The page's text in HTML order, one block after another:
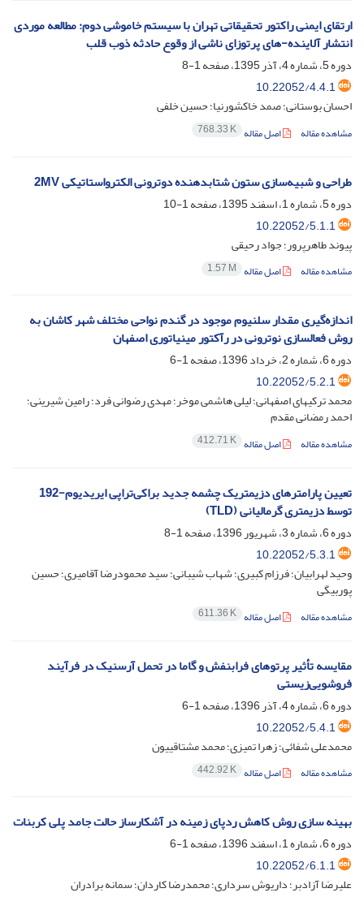
ارتقای ایمنی راکتور تحقیقاتی تهران با سیستم خاموشی دوم: مطالعه موردی
انتشار آلاینده-های پرتوزای ناشی از وقوع حادثه ذوب قلب
دوره 5، شماره 4، آذر 1395، صفحه
1-8
10.22052/4.4.1
احسان بوستانی؛ صمد خاکشورنیا؛ حسین خلفی
مشاهده مقاله اصل مقاله 768.33 K
طراحی و شبیه‌سازی ستون شتابدهنده دوترونی الکترواستاتیکی 2MV
دوره 5، شماره 1، اسفند 1395، صفحه
1-10
10.22052/5.1.1
پیوند طاهرپرور؛ جواد رحیقی
مشاهده مقاله اصل مقاله 1.57 M
اندازه‌گیری مقدار سلنیوم موجود در گندم نواحی مختلف شهر کاشان به
روش فعالسازی نوترونی در رآکتور مینیاتوری اصفهان
دوره 6، شماره 2، خرداد 1396، صفحه
1-6
10.22052/5.2.1
محمد ترکیهای اصفهانی؛ لیلی هاشمی موخر؛ مهدی رضوانی فرد؛ رامین شیرینی؛
احمد رمضانی مقدم
مشاهده مقاله اصل مقاله 412.71 K
تعیین پارامترهای دزیمتریک چشمه‌ جدید براکی‌تراپی ایریدیوم-192
توسط دزیمتری گرمالیانی (TLD)
دوره 6، شماره 3، شهریور 1396، صفحه
1-8
10.22052/5.3.1
وحید لهرابیان؛ فرزام کبیری؛ شهاب شیبانی؛ سید محمودرضا آقامیری؛ حسین
پوربیگی
مشاهده مقاله اصل مقاله 611.36 K
مقایسه تأثیر پرتو‌های فرابنفش و گاما در تحمل آرسنیک در فرآیند
فروشویی‌زیستی
دوره 6، شماره 4، آذر 1396، صفحه
1-6
10.22052/5.4.1
محمدعلی شفائی؛ زهرا تمیزی؛ محمد مشتاقییون
مشاهده مقاله اصل مقاله 442.92 K
بهینه سازی روش کاهش ردپای زمینه در آشکارساز حالت جامد پلی کربنات
دوره 6، شماره 1، اسفند 1396، صفحه
1-6
10.22052/6.1.1
علیرضا آزادبر؛ داریوش سرداری؛ محمدرضا کاردان؛ سمانه برادران